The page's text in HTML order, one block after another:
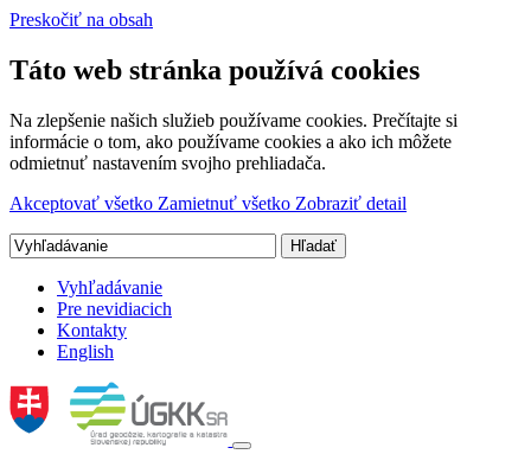
Preskočiť na obsah
Táto web stránka používá cookies
Na zlepšenie našich služieb používame cookies. Prečítajte si
informácie o tom, ako používame cookies a ako ich môžete
odmietnuť nastavením svojho prehliadača.
Akceptovať všetko Zamietnuť všetko Zobraziť detail
Vyhľadávanie
Pre nevidiacich
Kontakty
English